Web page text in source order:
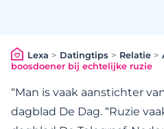
Lexa > Datingtips > Relatie >
boosdoener bij echtelijke ruzie
“Man is vaak aanstichter
dagblad De Dag. “Ruzie